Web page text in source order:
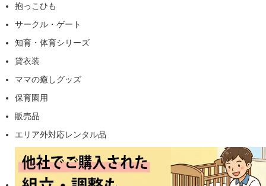
抱っこひも
サークル・ゲート
知育・体育シリーズ
貸衣装
ママの癒しグッズ
保育園用
販売品
エリア外対応レンタル品